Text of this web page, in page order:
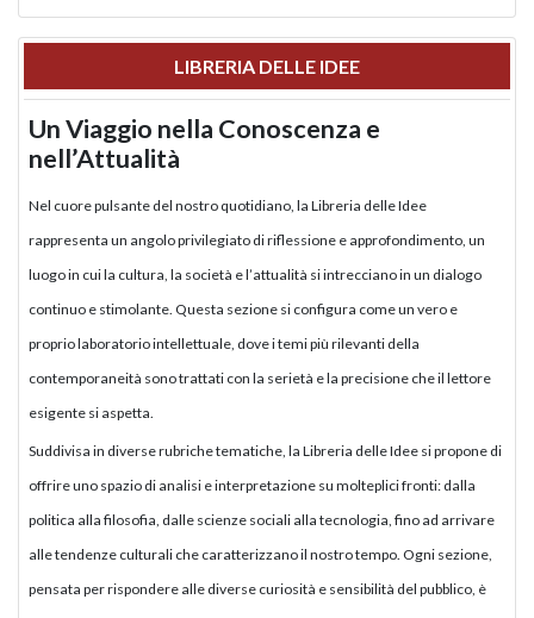
LIBRERIA DELLE IDEE
Un Viaggio nella Conoscenza e
nell’Attualità
Nel cuore pulsante del nostro quotidiano, la Libreria delle Idee
rappresenta un angolo privilegiato di riflessione e approfondimento, un
luogo in cui la cultura, la società e l’attualità si intrecciano in un dialogo
continuo e stimolante. Questa sezione si configura come un vero e
proprio laboratorio intellettuale, dove i temi più rilevanti della
contemporaneità sono trattati con la serietà e la precisione che il lettore
esigente si aspetta.
Suddivisa in diverse rubriche tematiche, la Libreria delle Idee si propone di
offrire uno spazio di analisi e interpretazione su molteplici fronti: dalla
politica alla filosofia, dalle scienze sociali alla tecnologia, fino ad arrivare
alle tendenze culturali che caratterizzano il nostro tempo. Ogni sezione,
pensata per rispondere alle diverse curiosità e sensibilità del pubblico, è